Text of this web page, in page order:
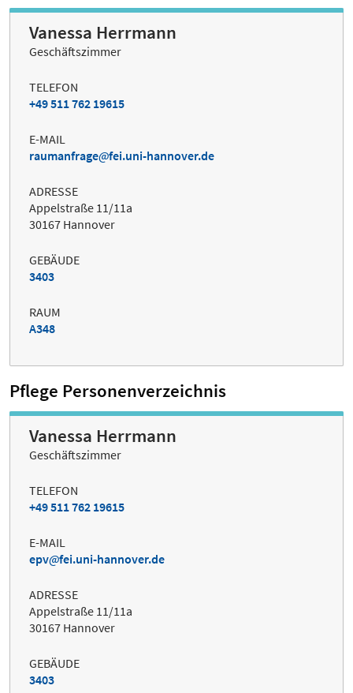
Vanessa Herrmann
Geschäftszimmer
TELEFON
+49 511 762 19615
E-MAIL
raumanfrage
fei.uni-hannover.de
ADRESSE
Appelstraße 11/11a
30167 Hannover
GEBÄUDE
3403
RAUM
A348
Pflege Personenverzeichnis
Vanessa Herrmann
Geschäftszimmer
TELEFON
+49 511 762 19615
E-MAIL
epv
fei.uni-hannover.de
ADRESSE
Appelstraße 11/11a
30167 Hannover
GEBÄUDE
3403